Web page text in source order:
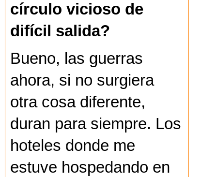
círculo vicioso de
difícil salida?
Bueno, las guerras
ahora, si no surgiera
otra cosa diferente,
duran para siempre. Los
hoteles donde me
estuve hospedando en